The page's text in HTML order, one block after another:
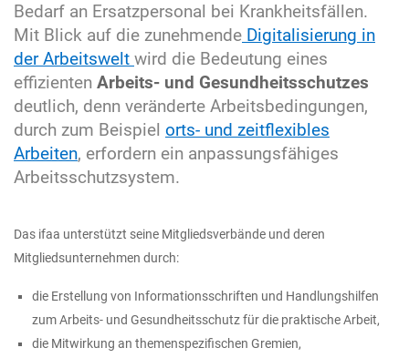
Bedarf an Ersatzpersonal bei Krankheitsfällen.
Mit Blick auf die zunehmende Digitalisierung in
der Arbeitswelt wird die Bedeutung eines
effizienten Arbeits- und Gesundheitsschutzes
deutlich, denn veränderte Arbeitsbedingungen,
durch zum Beispiel orts- und zeitflexibles
Arbeiten, erfordern ein anpassungsfähiges
Arbeitsschutzsystem.
Das ifaa unterstützt seine Mitgliedsverbände und deren
Mitgliedsunternehmen durch:
die Erstellung von Informationsschriften und Handlungshilfen
zum Arbeits- und Gesundheitsschutz für die praktische Arbeit,
die Mitwirkung an themenspezifischen Gremien,